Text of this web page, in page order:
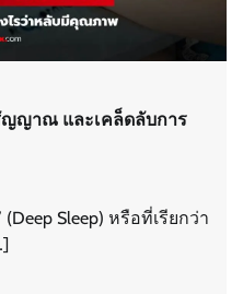
ญญาณ และเคล็ดลับการ
Sleep) หรือที่เรียกว่า